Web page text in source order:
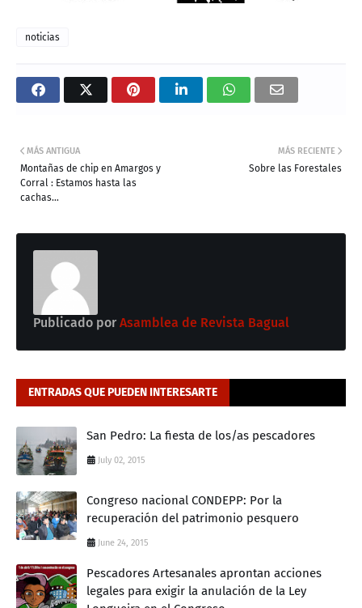
noticias
MÁS RECIENTE
Sobre las Forestales
MÁS ANTIGUA
Montañas de chip en Amargos y
Corral : Estamos hasta las
cachas…
Publicado por Asamblea de Revista Bagual
ENTRADAS QUE PUEDEN INTERESARTE
San Pedro: La fiesta de los/as pescadores
July 02, 2015
Congreso nacional CONDEPP: Por la
recuperación del patrimonio pesquero
June 24, 2015
Pescadores Artesanales aprontan acciones
legales para exigir la anulación de la Ley